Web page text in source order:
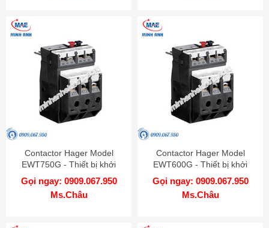
Contactor Hager Model
EWT750G - Thiết bị khởi
động từ
Gọi ngay: 0909.067.950
Ms.Châu
Contactor Hager Model
EWT600G - Thiết bị khởi
động từ
Gọi ngay: 0909.067.950
Ms.Châu